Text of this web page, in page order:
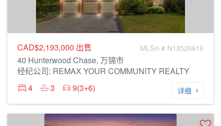
CAD$2,193,000 出售 MLS® # N13526616
40 Hunterwood Chase, 万锦市
经纪公司: REMAX YOUR COMMUNITY REALTY
4
3 9(3+6) 详细